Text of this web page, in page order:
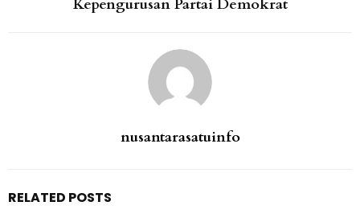
Kepengurusan Partai Demokrat
nusantarasatuinfo
RELATED POSTS